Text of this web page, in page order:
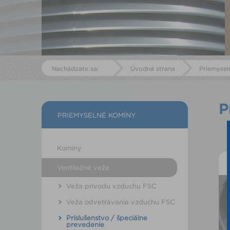
Nachádzate sa: Úvodná strana
PRIEMYSELNÉ KOMÍNY
Komíny
Ventilačné veže
Veža prívodu vzduchu FSC
Veža odvetrávania vzduchu FSC
Príslušenstvo / špeciálne
prevedenie